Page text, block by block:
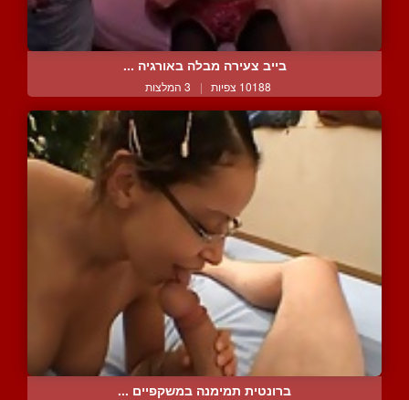
בייב צעירה מבלה באורגיה ...
10188 צפיות | 3 המלצות
ברונטית תמימנה במשקפיים ...